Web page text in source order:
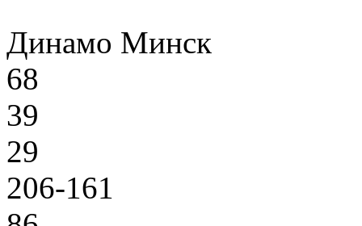
Динамо Минск
68
39
29
206-161